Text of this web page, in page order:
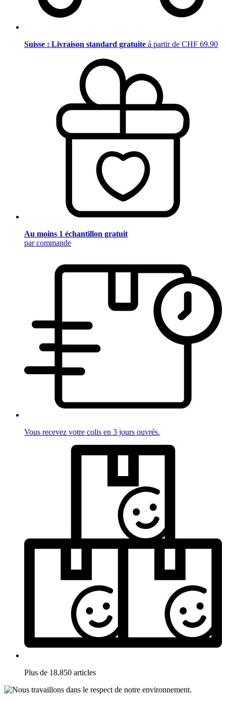
Suisse : Livraison standard gratuite à partir de CHF 69.90
Au moins 1 échantillon gratuit
par commande
Vous recevez votre colis en 3 jours ouvrés.
Plus de 18.850 articles